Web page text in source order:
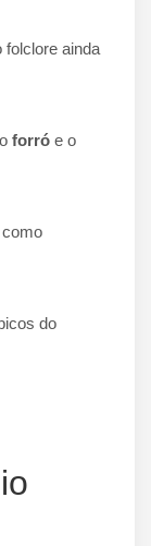
folclore ainda
forró e o
do